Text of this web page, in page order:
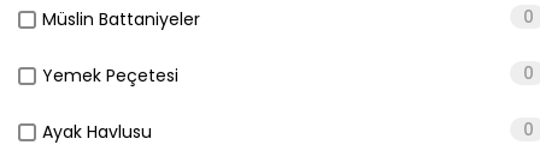
Müslin Battaniyeler 0
Yemek Peçetesi 0
Ayak Havlusu 0